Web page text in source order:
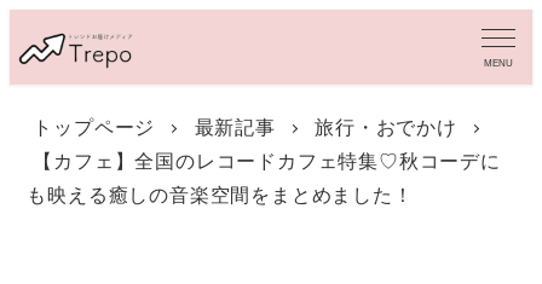
イ
MENU
トップページ 最新記事
旅行・おでかけ
【カフェ】全国のレコードカフェ特集♡秋コーデに
も映える癒しの音楽空間をまとめました！